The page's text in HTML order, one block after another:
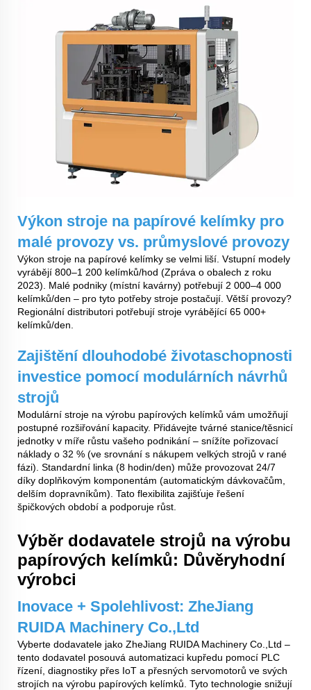
Výkon stroje na papírové kelímky pro
malé provozy vs. průmyslové provozy
Výkon stroje na papírové kelímky se velmi liší. Vstupní modely
vyrábějí 800–1 200 kelímků/hod (Zpráva o obalech z roku
2023). Malé podniky (místní kavárny) potřebují 2 000–4 000
kelímků/den – pro tyto potřeby stroje postačují. Větší provozy?
Regionální distributori potřebují stroje vyrábějící 65 000+
kelímků/den.
Zajištění dlouhodobé životaschopnosti
investice pomocí modulárních návrhů
strojů
Modulární stroje na výrobu papírových kelímků vám umožňují
postupné rozšiřování kapacity. Přidávejte tvárné stanice/těsnicí
jednotky v míře růstu vašeho podnikání – snížíte pořizovací
náklady o 32 % (ve srovnání s nákupem velkých strojů v rané
fázi). Standardní linka (8 hodin/den) může provozovat 24/7
díky doplňkovým komponentám (automatickým dávkovačům,
delším dopravníkům). Tato flexibilita zajišťuje řešení
špičkových období a podporuje růst.
Výběr dodavatele strojů na výrobu
papírových kelímků: Důvěryhodní
výrobci
Inovace + Spolehlivost: ZheJiang
RUIDA Machinery Co.,Ltd
Vyberte dodavatele jako ZheJiang RUIDA Machinery Co.,Ltd –
tento dodavatel posouvá automatizaci kupředu pomocí PLC
řízení, diagnostiky přes IoT a přesných servomotorů ve svých
strojích na výrobu papírových kelímků. Tyto technologie snižují